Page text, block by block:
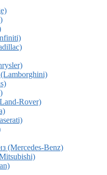
Rover)
(Mercedes-Benz)